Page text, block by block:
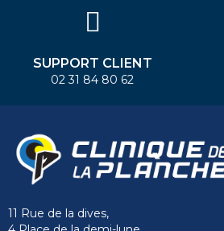
SUPPORT CLIENT
02 31 84 80 62
11 Rue de la dives,